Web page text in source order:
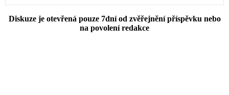
Diskuze je otevřená pouze 7dní od zvěřejnění příspěvku nebo
na povolení redakce